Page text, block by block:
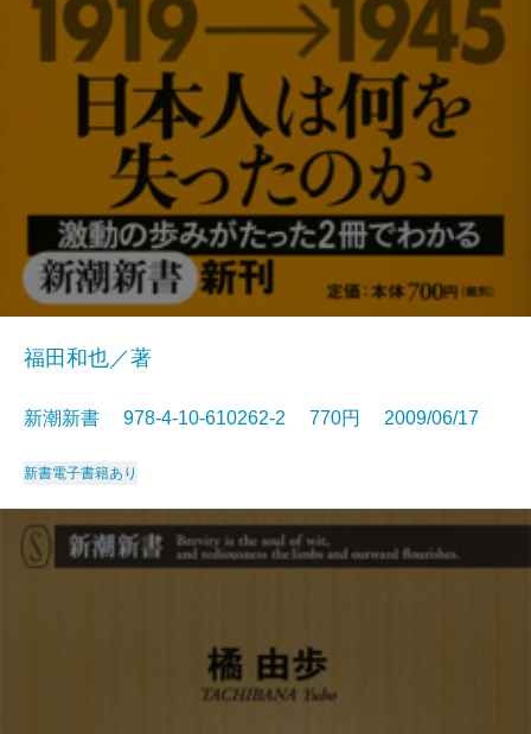
福田和也／著
新潮新書 978-4-10-610262-2 770円 2009/06/17
新書電子書籍あり